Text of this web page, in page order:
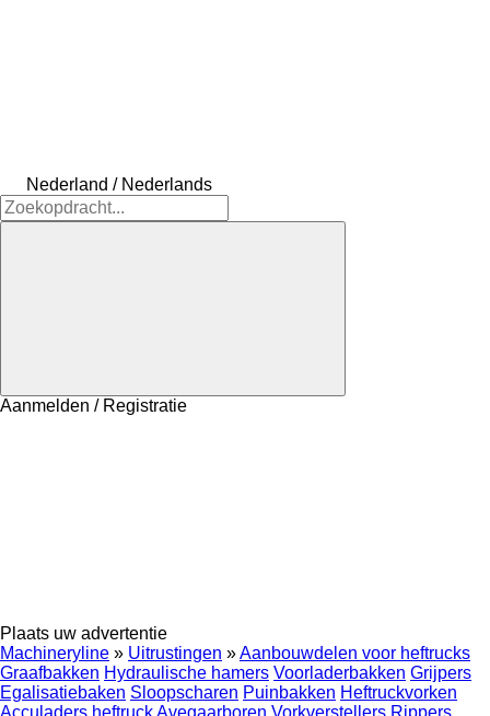
Nederland / Nederlands
Aanmelden / Registratie
Plaats uw advertentie
Machineryline » Uitrustingen »Aanbouwdelen voor heftrucks
Graafbakken Hydraulische hamers Voorladerbakken Grijpers
Egalisatiebaken Sloopscharen Puinbakken Heftruckvorken
Acculaders heftruckAvegaarboren Vorkverstellers Rippers